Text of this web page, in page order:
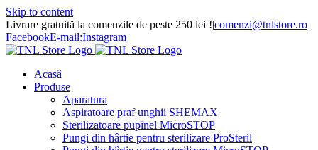
Skip to content
Livrare gratuită la comenzile de peste 250 lei !|comenzi@tnlstore.ro
FacebookE-mail:Instagram
Acasă
Produse
Aparatura
Aspiratoare praf unghii SHEMAX
Sterilizatoare pupinel MicroSTOP
Pungi din hârtie pentru sterilizare ProSteril